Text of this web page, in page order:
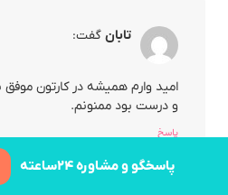
تابان گفت:
امید وارم همیشه در کارتون
و درست بود ممنونم.
پاسخ
پاسخگو و مشاوره ۲۴ساعته